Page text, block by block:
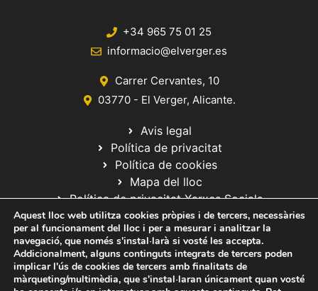
+34 965 75 01 25
informacio@elverger.es
Carrer Cervantes, 10
03770 - El Verger, Alicante.
Avis legal
Política de privacitat
Política de cookies
Mapa del lloc
Política de privacitat Xarxes Socials
Aquest lloc web utilitza cookies pròpies i de tercers, necessàries
per al funcionament del lloc i per a mesurar i analitzar la
navegació, que només s'instal·larà si vosté les accepta.
Addicionalment, alguns continguts integrats de tercers poden
implicar l'ús de cookies de tercers amb finalitats de
màrqueting/multimèdia, que s'instal·laran únicament quan vosté